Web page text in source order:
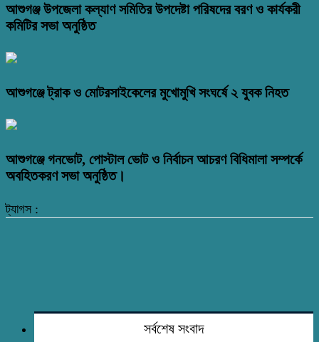
আশুগঞ্জ উপজেলা কল্যাণ সমিতির উপদেষ্টা পরিষদের বরণ ও কার্যকরী
কমিটির সভা অনুষ্ঠিত
আশুগঞ্জে ট্রাক ও মোটরসাইকেলের মুখোমুখি সংঘর্ষে ২ যুবক নিহত
আশুগঞ্জে গনভোট, পোস্টাল ভোট ও নির্বাচন আচরণ বিধিমালা সম্পর্কে
অবহিতকরণ সভা অনুষ্ঠিত।
ট্যাগস :
সর্বশেষ সংবাদ